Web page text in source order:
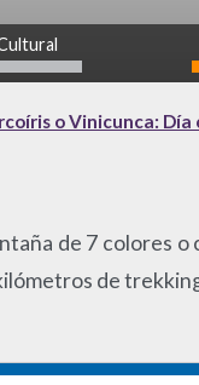
o Vinicunca:
de 7 colores
de